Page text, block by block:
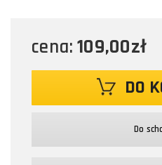
cena: 109,00zł
DO
Do